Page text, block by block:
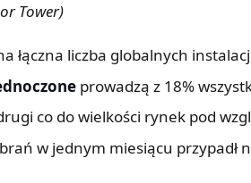
Tower)
łączna liczba globalnych
prowadzą z 18%
co do wielkości rynek pod
w jednym miesiącu przypadł